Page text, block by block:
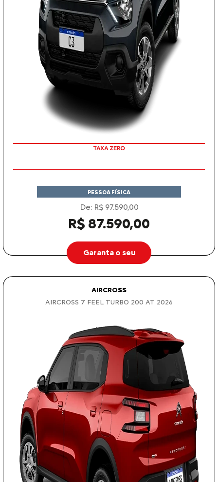
COM SEU USADO NA TROCA
PESSOA FÍSICA
De: R$ 97.590,00
R$ 87.590,00
Garanta o seu
AIRCROSS
AIRCROSS 7 FEEL TURBO 200 AT 2026